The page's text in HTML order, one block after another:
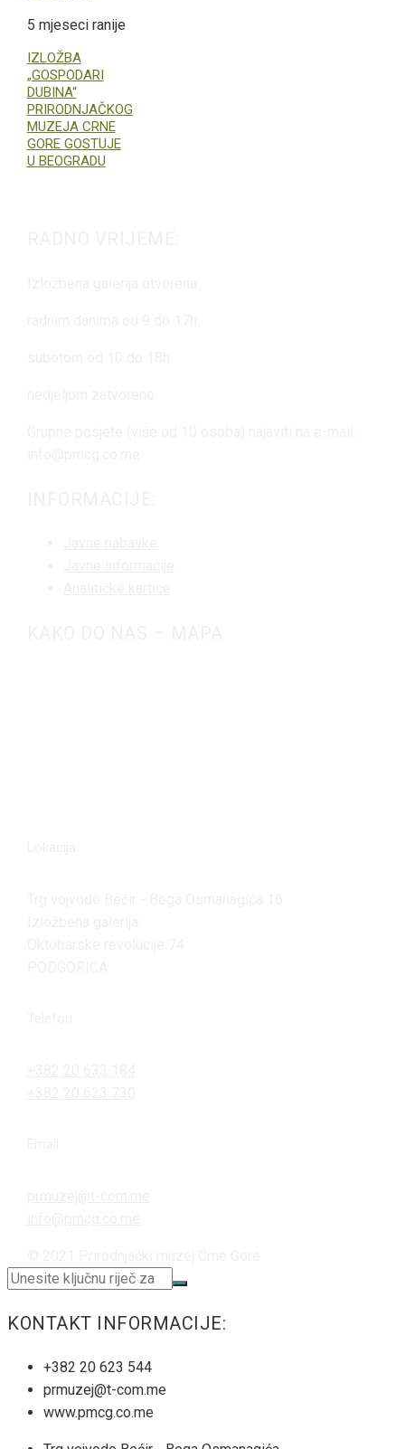
5 mjeseci ranije
IZLOŽBA
„GOSPODARI
DUBINA“
PRIRODNJAČKOG
MUZEJA CRNE
GORE GOSTUJE
U BEOGRADU
KONTAKT INFORMACIJE:
+382 20 623 544
prmuzej@t-com.me
www.pmcg.co.me